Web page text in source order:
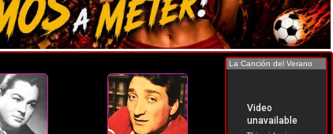
La Canción del Verano